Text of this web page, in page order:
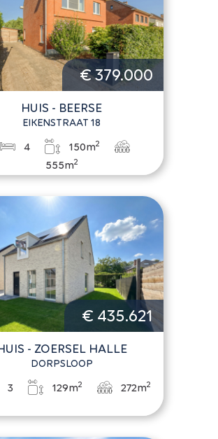
€ 379.000
HUIS - BEERSE
EIKENSTRAAT 18
4 150m2
555m2
€ 435.621
- ZOERSEL HALLE
DORPSLOOP
3 129m2 272m2